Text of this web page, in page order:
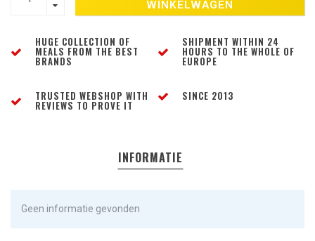
WINKELWAGEN
HUGE COLLECTION OF
MEALS FROM THE BEST
BRANDS
SHIPMENT WITHIN 24
HOURS TO THE WHOLE OF
EUROPE
TRUSTED WEBSHOP WITH
REVIEWS TO PROVE IT
SINCE 2013
INFORMATIE
Geen informatie gevonden